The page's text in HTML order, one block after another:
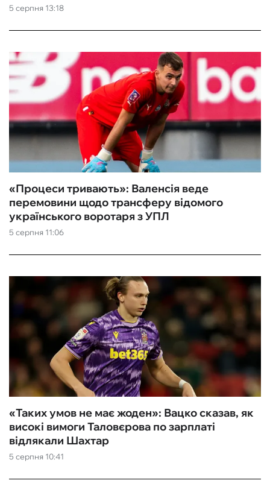
5 серпня 13:18
5 серпня 11:06
«Процеси тривають»: Валенсія веде
перемовини щодо трансферу відомого
українського воротаря з УПЛ
5 серпня 10:41
«Таких умов не має жоден»: Вацко сказав, як
високі вимоги Таловєрова по зарплаті
відлякали Шахтар